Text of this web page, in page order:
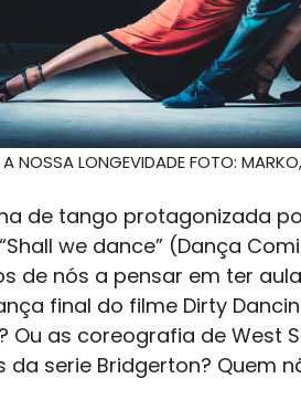
LONGEVIDADE FOTO: MARKO,
de tango protagonizada
we dance” (Dança
de nós a pensar em ter
final do filme Dirty
Ou as coreografia de West
da serie Bridgerton? Quem